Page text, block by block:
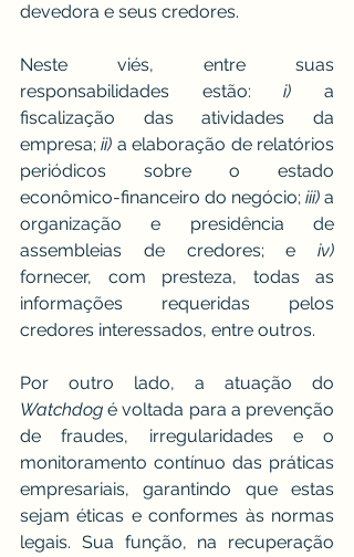
devedora e seus credores.
Neste viés, entre suas
responsabilidades estão: i) a
fiscalização das atividades da
empresa; ii) a elaboração de relatórios
periódicos sobre o estado
econômico-financeiro do negócio; iii) a
organização e presidência de
assembleias de credores; e iv)
fornecer, com presteza, todas as
informações requeridas pelos
credores interessados, entre outros.
Watchdog é voltada para a prevenção
de fraudes, irregularidades e o
monitoramento contínuo das práticas
empresariais, garantindo que estas
sejam éticas e conformes às normas
legais. Sua função, na recuperação